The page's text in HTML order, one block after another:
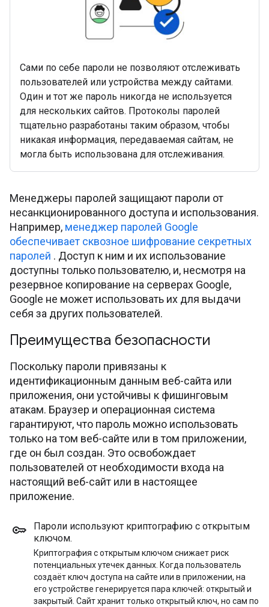
Сами по себе пароли не позволяют отслеживать
пользователей или устройства между сайтами.
Один и тот же пароль никогда не используется
для нескольких сайтов. Протоколы паролей
тщательно разработаны таким образом, чтобы
никакая информация, передаваемая сайтам, не
могла быть использована для отслеживания.
Менеджеры паролей защищают пароли от
несанкционированного доступа и использования.
Например, менеджер паролей Google
обеспечивает сквозное шифрование секретных
паролей . Доступ к ним и их использование
доступны только пользователю, и, несмотря на
резервное копирование на серверах Google,
Google не может использовать их для выдачи
себя за других пользователей.
Преимущества безопасности
Поскольку пароли привязаны к
идентификационным данным веб-сайта или
приложения, они устойчивы к фишинговым
атакам. Браузер и операционная система
гарантируют, что пароль можно использовать
только на том веб-сайте или в том приложении,
где он был создан. Это освобождает
пользователей от необходимости входа на
настоящий веб-сайт или в настоящее
приложение.
Пароли используют криптографию с открытым
ключом.
Криптография с открытым ключом снижает риск
потенциальных утечек данных. Когда пользователь
создаёт ключ доступа на сайте или в приложении, на
его устройстве генерируется пара ключей: открытый и
закрытый. Сайт хранит только открытый ключ, но сам по